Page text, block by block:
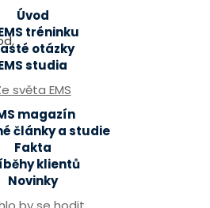
Úvod
tréninku
otázky
studia
světa EMS
magazín
články a studie
Fakta
klientů
Novinky